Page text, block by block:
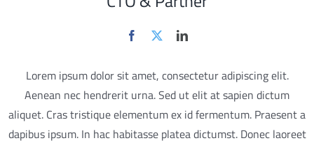
Lorem ipsum dolor sit amet, consectetur adipiscing elit.
Aenean nec hendrerit urna. Sed ut elit at sapien dictum
aliquet. Cras tristique elementum ex id fermentum. Praesent a
dapibus ipsum. In hac habitasse platea dictumst. Donec laoreet